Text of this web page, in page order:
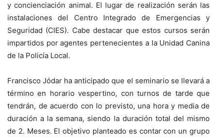
y concienciación animal. El lugar de realización serán las
instalaciones del Centro Integrado de Emergencias y
Seguridad (CIES). Cabe destacar que estos cursos serán
impartidos por agentes pertenecientes a la Unidad Canina
de la Policía Local.
Francisco Jódar ha anticipado que el seminario se llevará a
término en horario vespertino, con turnos de tarde que
tendrán, de acuerdo con lo previsto, una hora y media de
duración a la semana, siendo la duración total del mismo
de 2. Meses. El objetivo planteado es contar con un grupo